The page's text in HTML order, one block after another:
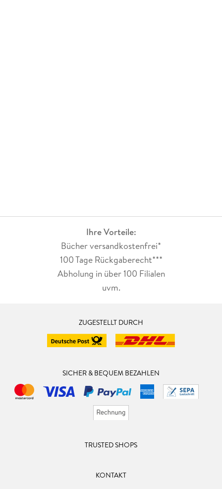
Im Bann deiner Liebe
Ihre Vorteile:
Bücher versandkostenfrei*
100 Tage Rückgaberecht***
Abholung in über 100 Filialen
uvm.
ZUGESTELLT DURCH
SICHER & BEQUEM BEZAHLEN
TRUSTED SHOPS
KONTAKT